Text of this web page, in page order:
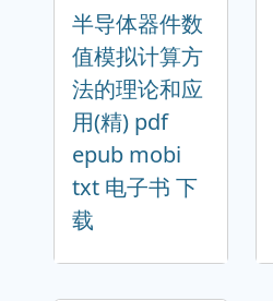
半导体器件数
值模拟计算方
法的理论和应
用(精) pdf
epub mobi
txt 电子书 下
载